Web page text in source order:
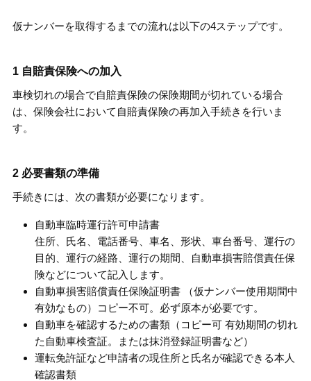
仮ナンバーを取得するまでの流れは以下の4ステップです。
1 自賠責保険への加入
車検切れの場合で自賠責保険の保険期間が切れている場合
は、保険会社において自賠責保険の再加入手続きを行いま
す。
2 必要書類の準備
手続きには、次の書類が必要になります。
自動車臨時運行許可申請書
住所、氏名、電話番号、車名、形状、車台番号、運行の
目的、運行の経路、運行の期間、自動車損害賠償責任保
険などについて記入します。
自動車損害賠償責任保険証明書 （仮ナンバー使用期間中
有効なもの）コピー不可。必ず原本が必要です。
自動車を確認するための書類（コピー可 有効期間の切れ
た自動車検査証。または抹消登録証明書など）
運転免許証など申請者の現住所と氏名が確認できる本人
確認書類